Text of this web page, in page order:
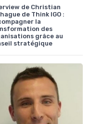
de Christian
de Think IGO :
la
des
grâce au
stratégique